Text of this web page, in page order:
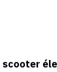
scooter